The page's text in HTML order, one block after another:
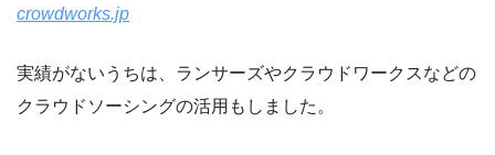
crowdworks.jp
実績がないうちは、ランサーズやクラウドワークスなどの
クラウドソーシングの活用もしました。